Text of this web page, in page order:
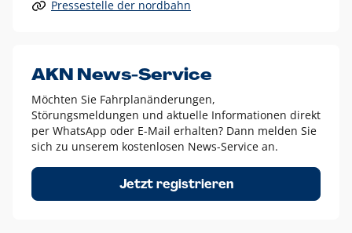
Alle anderen Logo-Varianten dürfen nur in Ausnahmefällen
Diese Ausnahmen sind zum Beispiel:
dem AKN Blau,
weißes Logo auf Fotohintergründen,
schwarzes Logo für reine Schwarz-Weiß-Umsetzungen
Um das Logo herum muss ein Schutzraum von jeweils einer
Höhe bzw. Breite des N aus AKN in alle Richtungen
Pressestelle der nordbahn
AKN News-Service
Möchten Sie Fahrplanänderungen,
Störungsmeldungen und aktuelle Informationen direkt
per WhatsApp oder E-Mail erhalten? Dann melden Sie
sich zu unserem kostenlosen News-Service an.
Jetzt registrieren